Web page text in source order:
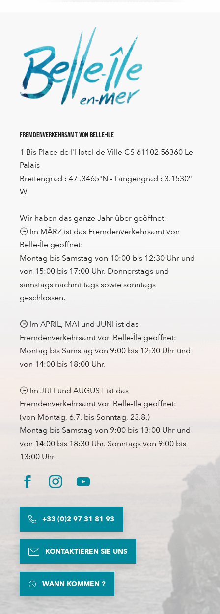
Fremdenverkehrsamt von Belle-Ile
1 Bis Place de l'Hotel de Ville CS 61102 56360 Le
Palais
Breitengrad : 47 .3465°N - Längengrad : 3.1530°
W
Wir haben das ganze Jahr über geöffnet:
🕒 Im MÄRZ ist das Fremdenverkehrsamt von
Belle-Île geöffnet:
Montag bis Samstag von 10:00 bis 12:30 Uhr und
von 15:00 bis 17:00 Uhr. Donnerstags und
samstags nachmittags sowie sonntags
geschlossen.
🕒 Im APRIL, MAI und JUNI ist das
Fremdenverkehrsamt von Belle-Île geöffnet:
Montag bis Samstag von 9:00 bis 12:30 Uhr und
von 14:00 bis 18:00 Uhr.
🕒 Im JULI und AUGUST ist das
Fremdenverkehrsamt von Belle-Ile geöffnet:
(von Montag, 6.7. bis Sonntag, 23.8.)
Montag bis Samstag von 9:00 bis 13:00 Uhr und
von 14:00 bis 18:30 Uhr. Sonntags von 9:00 bis
13:00 Uhr.
+33 (0)2 97 31 81 93
KONTAKTIEREN SIE UNS
WANN KOMMEN ?